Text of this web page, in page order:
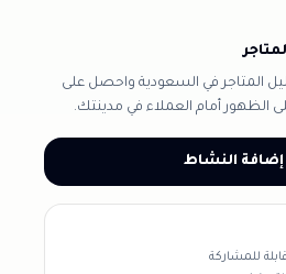
المتاجر في السعودية واحصل على
الظهور أمام العملاء في مدينتك.
إضافة النشاط
للمشاركة